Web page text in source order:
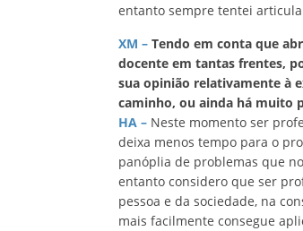
entanto sempre tentei
XM – Tendo em conta que
docente em tantas frentes,
sua opinião relativamente à
caminho, ou ainda há muito
HA – Neste momento ser
deixa menos tempo para o
panóplia de problemas que
entanto considero que ser
pessoa e da sociedade, na
mais facilmente consegue